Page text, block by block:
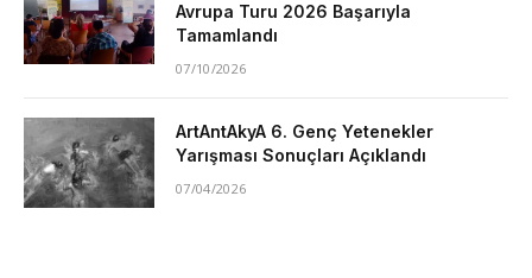
Avrupa Turu 2026 Başarıyla
Tamamlandı
07/10/2026
ArtAntAkyA 6. Genç Yetenekler
Yarışması Sonuçları Açıklandı
07/04/2026